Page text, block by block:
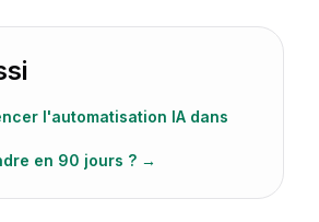
l'automatisation IA dans
en 90 jours ? →